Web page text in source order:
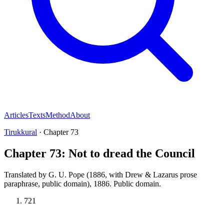
ArticlesTextsMethodAbout
Tirukkural · Chapter 73
Chapter 73: Not to dread the Council
Translated by G. U. Pope (1886, with Drew & Lazarus prose
paraphrase, public domain), 1886. Public domain.
721